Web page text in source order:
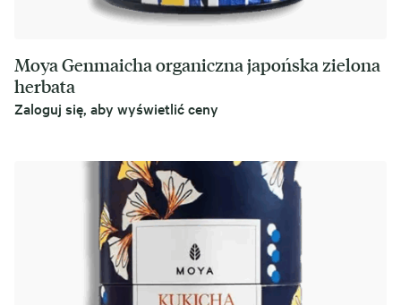
Moya Genmaicha organiczna japońska zielona
herbata
Zaloguj się, aby wyświetlić ceny